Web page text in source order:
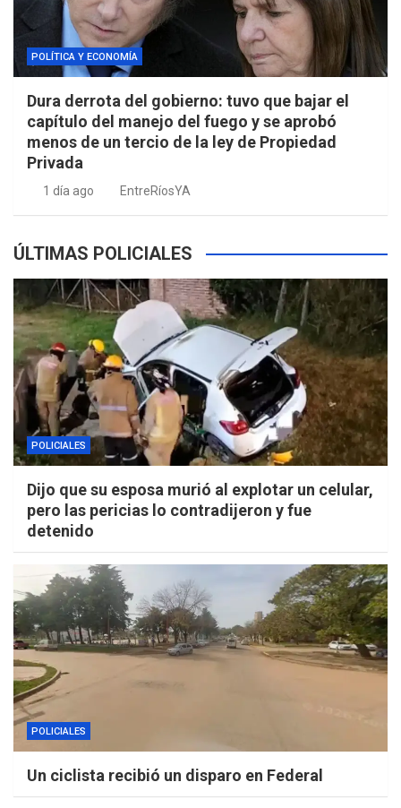
POLÍTICA Y ECONOMÍA
Dura derrota del gobierno: tuvo que bajar el
capítulo del manejo del fuego y se aprobó
menos de un tercio de la ley de Propiedad
Privada
1 día ago EntreRíosYA
ÚLTIMAS POLICIALES
POLICIALES
Dijo que su esposa murió al explotar un celular,
pero las pericias lo contradijeron y fue
detenido
POLICIALES
Un ciclista recibió un disparo en Federal